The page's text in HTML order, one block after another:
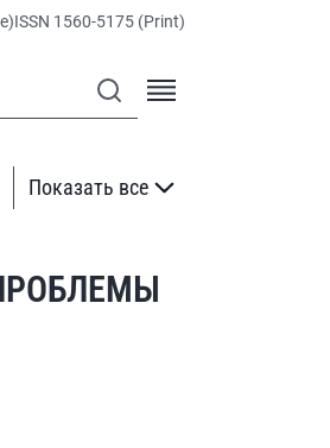
ISSN 1560-5175 (Print)
Показать все